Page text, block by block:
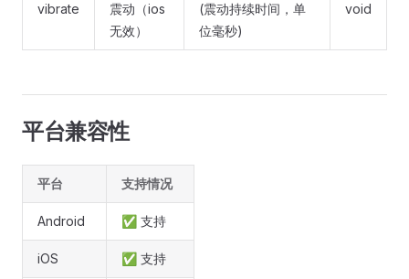
vibrate
震动（ios
无效）
(震动持续时间，单
位毫秒)
void
平台兼容性
平台 支持情况
Android ✅ 支持
iOS ✅ 支持